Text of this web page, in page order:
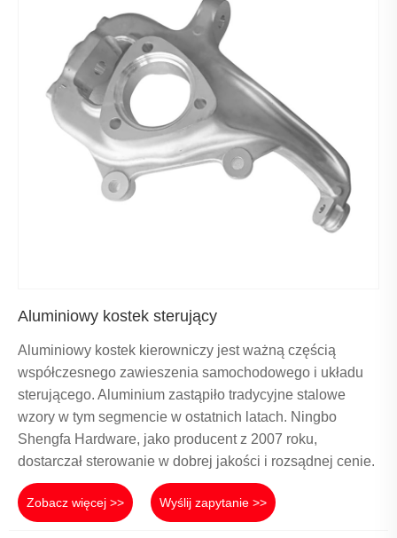
Aluminiowy kostek sterujący
Aluminiowy kostek kierowniczy jest ważną częścią
współczesnego zawieszenia samochodowego i układu
sterującego. Aluminium zastąpiło tradycyjne stalowe
wzory w tym segmencie w ostatnich latach. Ningbo
Shengfa Hardware, jako producent z 2007 roku,
dostarczał sterowanie w dobrej jakości i rozsądnej cenie.
Zobacz więcej >> Wyślij zapytanie >>